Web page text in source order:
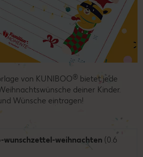
von KUNIBOO® bietet jede
deiner Kinder.
Wünsche eintragen!
wunschzettel-weihnachten (0.6